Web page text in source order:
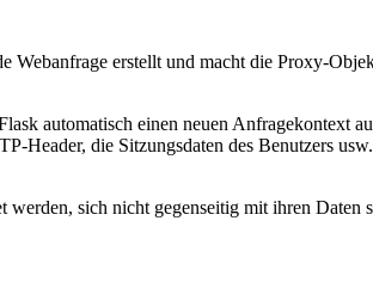
Webanfrage erstellt und macht die Proxy-
automatisch einen neuen Anfragekontext
Header, die Sitzungsdaten des Benutzers
sich nicht gegenseitig mit ihren Daten